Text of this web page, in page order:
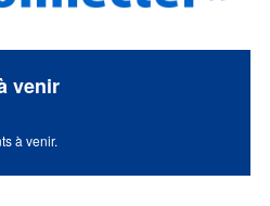
venir
à venir.